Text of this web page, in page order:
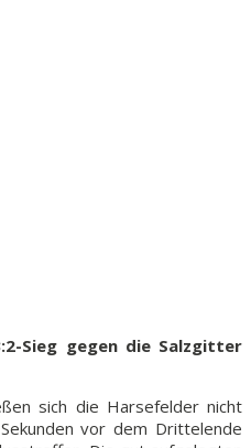
Sieg gegen die Salzgitter
sich die Harsefelder nicht
vor dem Drittelende